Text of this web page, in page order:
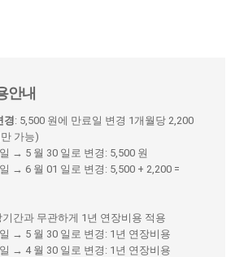
안내
경: 5,500 원에 만료일 변경 1개월당 2,200
가능)
→ 5 월 30 일로 변경: 5,500 원
→ 6 월 01 일로 변경: 5,500 + 2,200 =
기간과 무관하게 1년 연장비용 적용
→ 5 월 30 일로 변경: 1년 연장비용
→ 4 월 30 일로 변경: 1년 연장비용